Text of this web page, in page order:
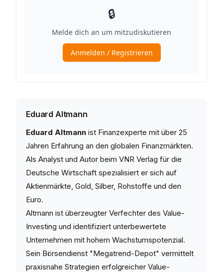
Eduard Altmann
Eduard Altmann ist Finanzexperte mit über 25
Jahren Erfahrung an den globalen Finanzmärkten.
Als Analyst und Autor beim VNR Verlag für die
Deutsche Wirtschaft spezialisiert er sich auf
Aktienmärkte, Gold, Silber, Rohstoffe und den
Euro.
Altmann ist überzeugter Verfechter des Value-
Investing und identifiziert unterbewertete
Unternehmen mit hohem Wachstumspotenzial.
Sein Börsendienst "Megatrend-Depot" vermittelt
praxisnahe Strategien erfolgreicher Value-